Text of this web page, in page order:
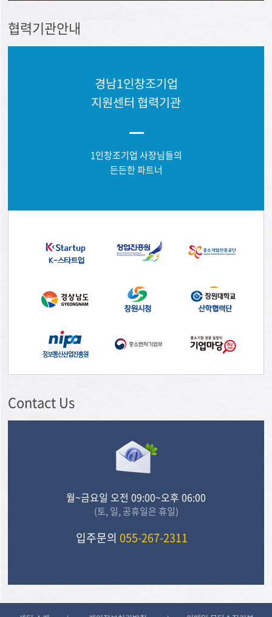
협력기관안내
경남1인창조기업
지원센터 협력기관
1인창조기업 사장님들의
든든한 파트너
Contact Us
월~금요일 오전 09:00~오후 06:00
(토, 일, 공휴일은 휴일)
입주문의 055-267-2311